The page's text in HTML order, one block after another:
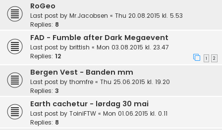
RoGeo
Last post by Mr.Jacobsen « Thu 20.08.2015 kl. 5.53
Replies: 8
FAD - Fumble after Dark Megaevent
Last post by brittish « Mon 03.08.2015 kl. 23.47
Replies: 12 1 2
Bergen Vest - Banden mm
Last post by thomfre « Thu 25.06.2015 kl. 19.20
Replies: 3
Earth cachetur - lørdag 30 mai
Last post by ToiniFTW « Mon 01.06.2015 kl. 0.11
Replies: 8